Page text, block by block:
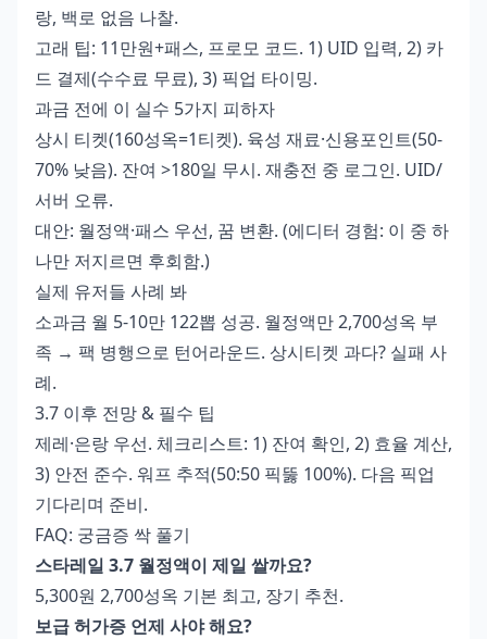
랑, 백로 없음 나찰.
고래 팁: 11만원+패스, 프로모 코드. 1) UID 입력, 2) 카
드 결제(수수료 무료), 3) 픽업 타이밍.
과금 전에 이 실수 5가지 피하자
상시 티켓(160성옥=1티켓). 육성 재료·신용포인트(50-
70% 낮음). 잔여 >180일 무시. 재충전 중 로그인. UID/
서버 오류.
대안: 월정액·패스 우선, 꿈 변환. (에디터 경험: 이 중 하
나만 저지르면 후회함.)
실제 유저들 사례 봐
소과금 월 5-10만 122뽑 성공. 월정액만 2,700성옥 부
족 → 팩 병행으로 턴어라운드. 상시티켓 과다? 실패 사
례.
3.7 이후 전망 & 필수 팁
제레·은랑 우선. 체크리스트: 1) 잔여 확인, 2) 효율 계산,
3) 안전 준수. 워프 추적(50:50 픽뚫 100%). 다음 픽업
기다리며 준비.
FAQ: 궁금증 싹 풀기
스타레일 3.7 월정액이 제일 쌀까요?
5,300원 2,700성옥 기본 최고, 장기 추천.
보급 허가증 언제 사야 해요?